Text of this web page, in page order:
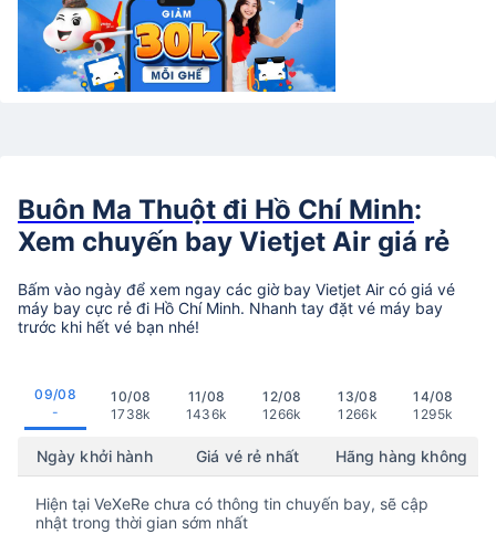
Buôn Ma Thuột đi Hồ Chí Minh:
Xem chuyến bay Vietjet Air giá rẻ
Bấm vào ngày để xem ngay các giờ bay Vietjet Air có giá vé
máy bay cực rẻ đi Hồ Chí Minh. Nhanh tay đặt vé máy bay
trước khi hết vé bạn nhé!
09/08
-
10/08
1738k
11/08
1436k
12/08
1266k
13/08
1266k
14/08
1295k
Ngày khởi hành Giá vé rẻ nhất Hãng hàng không
Hiện tại VeXeRe chưa có thông tin chuyến bay, sẽ cập
nhật trong thời gian sớm nhất